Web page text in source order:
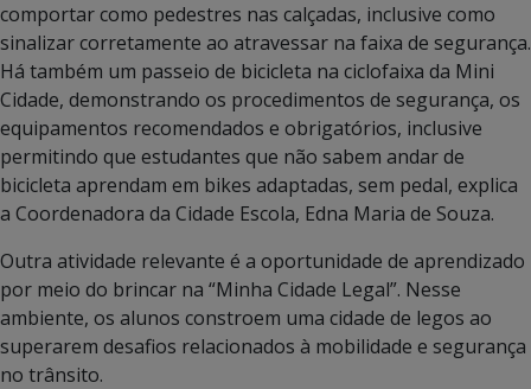
comportar como pedestres nas calçadas, inclusive como
sinalizar corretamente ao atravessar na faixa de segurança.
Há também um passeio de bicicleta na ciclofaixa da Mini
Cidade, demonstrando os procedimentos de segurança, os
equipamentos recomendados e obrigatórios, inclusive
permitindo que estudantes que não sabem andar de
bicicleta aprendam em bikes adaptadas, sem pedal, explica
a Coordenadora da Cidade Escola, Edna Maria de Souza.
Outra atividade relevante é a oportunidade de aprendizado
por meio do brincar na “Minha Cidade Legal”. Nesse
ambiente, os alunos constroem uma cidade de legos ao
superarem desafios relacionados à mobilidade e segurança
no trânsito.